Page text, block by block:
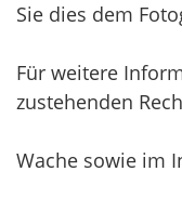
Sie dies dem
Für weitere
zustehenden
Wache sowie im